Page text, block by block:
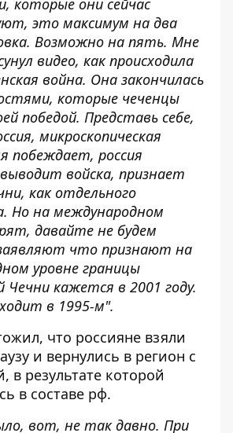
это максимум на два
Возможно на пять. Мне
видео, как происходила
война. Она закончилась
которые чеченцы
победой. Представь себе,
микроскопическая
побеждает, россия
войска, признает
как отдельного
Но на международном
давайте не будем
что признают на
уровне границы
Чечни кажется в 2001 году.
в 1995-м".
что россияне взяли
и вернулись в регион с
в результате которой
в составе рф.
вот, не так давно. При